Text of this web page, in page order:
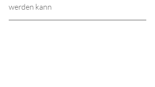
werden kann